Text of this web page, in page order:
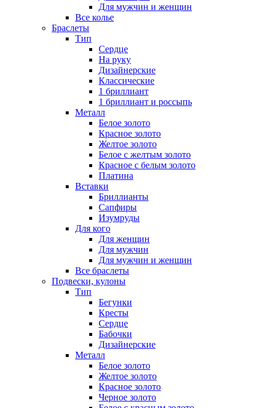
Для мужчин и женщин
Все колье
Браслеты
Тип
Сердце
На руку
Дизайнерские
Классические
1 бриллиант
1 бриллиант и россыпь
Металл
Белое золото
Красное золото
Желтое золото
Белое с желтым золото
Красное с белым золото
Платина
Вставки
Бриллианты
Сапфиры
Изумруды
Для кого
Для женщин
Для мужчин
Для мужчин и женщин
Все браслеты
Подвески, кулоны
Тип
Бегунки
Кресты
Сердце
Бабочки
Дизайнерские
Металл
Белое золото
Желтое золото
Красное золото
Черное золото